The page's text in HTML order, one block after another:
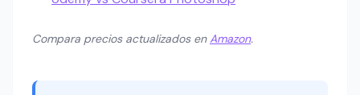
Compara precios actualizados en Amazon.